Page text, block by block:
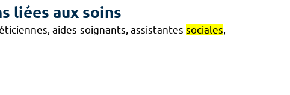
liées aux soins
aides-soignants, assistantes sociales,